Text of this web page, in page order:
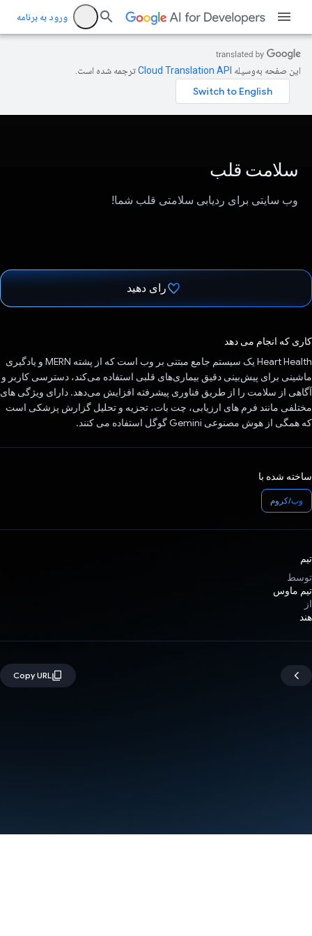
ورود به برنامه
این صفحه به‌وسیله ترجمه شده است.
سلامت قلب
وب سایتی برای ردیابی سلامتی قلب شما!
رای دهید
کاری که انجام می دهد
Heart Health یک سیستم جامع مبتنی بر وب است که از پشته MERN و یادگیری
ماشینی برای پیش‌بینی دقیق بیماری‌های قلبی استفاده می‌کند، دسترسی کاربر و
آگاهی از سلامت را از طریق فناوری پیشرفته افزایش می‌دهد. دارای ویژگی های
مختلفی مانند فرم های ارزیابی، چت بات، تجزیه و تحلیل گزارش پزشکی است
که همگی از هوش مصنوعی Gemini گوگل استفاده می کنند.
ساخته شده با
وب/کروم
تیم
توسط
تیم ماوس
از
هند